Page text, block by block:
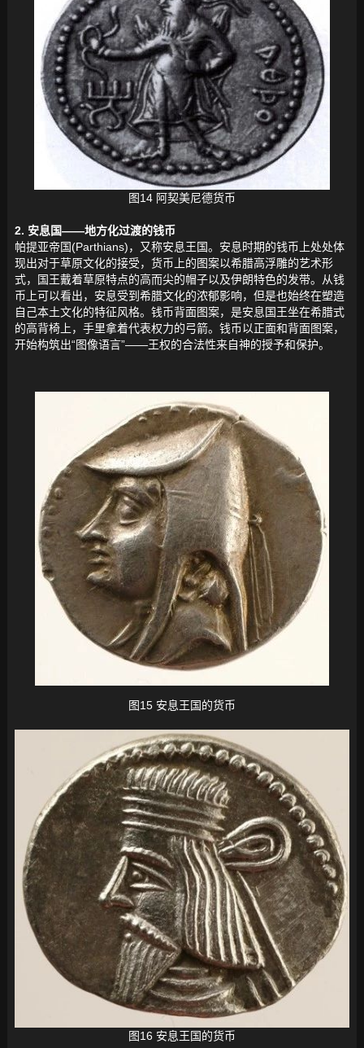
图14 阿契美尼德货币
2. 安息国——地方化过渡的钱币
帕提亚帝国(Parthians)，又称安息王国。安息时期的钱币上处处体
现出对于草原文化的接受，货币上的图案以希腊高浮雕的艺术形
式，国王戴着草原特点的高而尖的帽子以及伊朗特色的发带。从钱
币上可以看出，安息受到希腊文化的浓郁影响，但是也始终在塑造
自己本土文化的特征风格。钱币背面图案，是安息国王坐在希腊式
的高背椅上，手里拿着代表权力的弓箭。钱币以正面和背面图案，
开始构筑出“图像语言”——王权的合法性来自神的授予和保护。
图15 安息王国的货币
图16 安息王国的货币